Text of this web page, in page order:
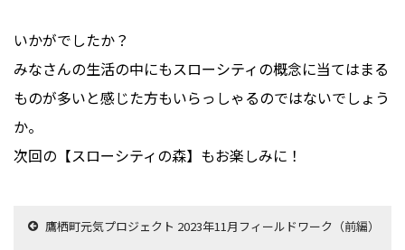
いかがでしたか？
みなさんの生活の中にもスローシティの概念に当てはまる
ものが多いと感じた方もいらっしゃるのではないでしょう
か。
次回の【スローシティの森】もお楽しみに！
鷹栖町元気プロジェクト 2023年11月フィールドワーク（前編）